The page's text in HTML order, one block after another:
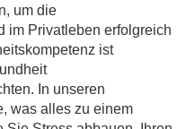
um die
im Privatleben erfolgreich
ist
In unseren
was alles zu einem